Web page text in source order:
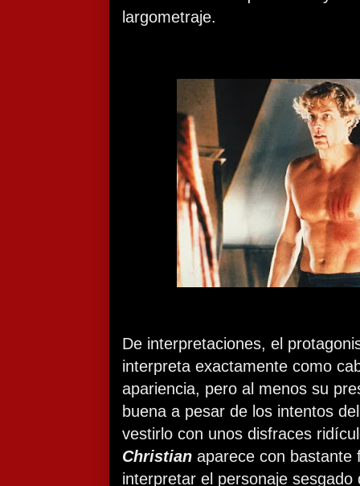
largometraje.
De interpretaciones, el
interpreta exactamente como
apariencia, pero al menos su
buena a pesar de los intentos
vestirlo con unos disfraces
Christian aparece con bastante
interpretar el personaje sesgado